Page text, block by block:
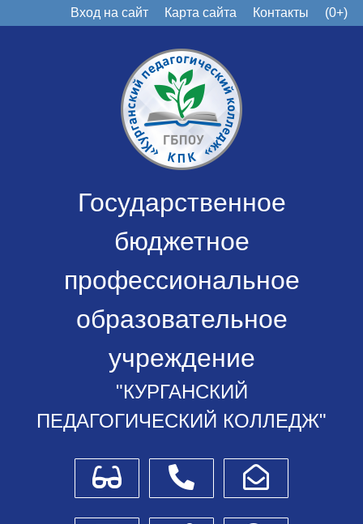
Вход на сайт Карта сайта Контакты (0+)
Государственное
бюджетное
профессиональное
образовательное
учреждение
"КУРГАНСКИЙ
ПЕДАГОГИЧЕСКИЙ КОЛЛЕДЖ"
Для слабовидящихТелефоныНаписать обращение